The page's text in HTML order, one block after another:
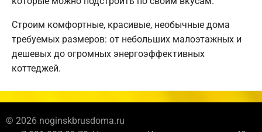
Строим комфортные, красивые, необычные дома
требуемых размеров: от небольших малоэтажных и
дешевых до огромных энергоэффективных
коттеджей.
© 2026 noginskbrusdoma.ru